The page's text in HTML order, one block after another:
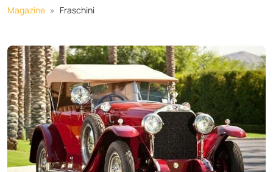
Magazine Fraschini